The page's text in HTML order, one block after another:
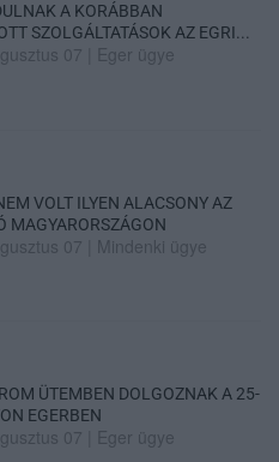
A KORÁBBAN
SZOLGÁLTATÁSOK AZ EGRI...
07 Eger ügye
VOLT ILYEN ALACSONY AZ
MAGYARORSZÁGON
07 Mindenki ügye
ÜTEMBEN DOLGOZNAK A 25-
EGERBEN
07 Eger ügye